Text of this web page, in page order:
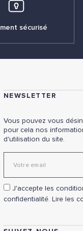
sécurisé
NEWSLETTER
Vous pouvez vous
pour cela nos
d'utilisation du site.
J'accepte les
confidentialité. Lire les